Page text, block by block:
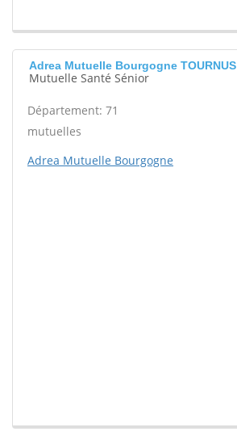
Adrea Mutuelle Bourgogne TOURNUS
Mutuelle Santé Sénior
Département: 71
mutuelles
Adrea Mutuelle Bourgogne